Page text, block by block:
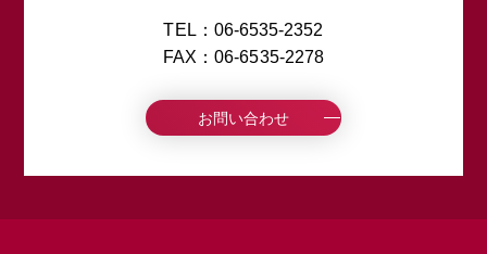
TEL：06-6535-2352
FAX：06-6535-2278
お問い合わせ